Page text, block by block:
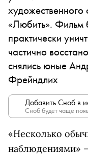
«Любить». Фильм
практически
частично
снялись юные
Фрейндлих
Добавить Сноб в
Сноб будет чаще
«Несколько
наблюдениями»